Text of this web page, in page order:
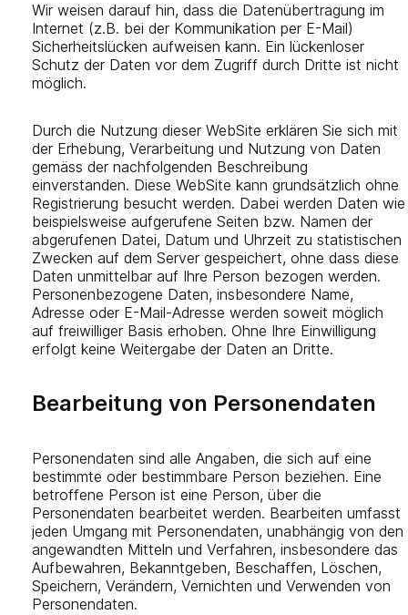
Wir weisen darauf hin, dass die Datenübertragung im
Internet (z.B. bei der Kommunikation per E-Mail)
Sicherheitslücken aufweisen kann. Ein lückenloser
Schutz der Daten vor dem Zugriff durch Dritte ist nicht
möglich.
Durch die Nutzung dieser WebSite erklären Sie sich mit
der Erhebung, Verarbeitung und Nutzung von Daten
gemäss der nachfolgenden Beschreibung
einverstanden. Diese WebSite kann grundsätzlich ohne
Registrierung besucht werden. Dabei werden Daten wie
beispielsweise aufgerufene Seiten bzw. Namen der
abgerufenen Datei, Datum und Uhrzeit zu statistischen
Zwecken auf dem Server gespeichert, ohne dass diese
Daten unmittelbar auf Ihre Person bezogen werden.
Personenbezogene Daten, insbesondere Name,
Adresse oder E-Mail-Adresse werden soweit möglich
auf freiwilliger Basis erhoben. Ohne Ihre Einwilligung
erfolgt keine Weitergabe der Daten an Dritte.
Bearbeitung von Personendaten
Personendaten sind alle Angaben, die sich auf eine
bestimmte oder bestimmbare Person beziehen. Eine
betroffene Person ist eine Person, über die
Personendaten bearbeitet werden. Bearbeiten umfasst
jeden Umgang mit Personendaten, unabhängig von den
angewandten Mitteln und Verfahren, insbesondere das
Aufbewahren, Bekanntgeben, Beschaffen, Löschen,
Speichern, Verändern, Vernichten und Verwenden von
Personendaten.